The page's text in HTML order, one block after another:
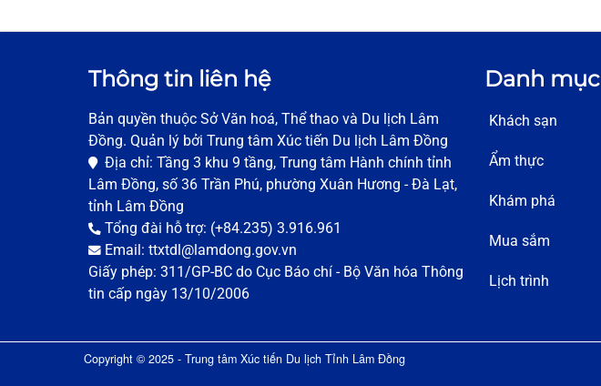
Thông tin liên hệ
Bản quyền thuộc Sở Văn hoá, Thể thao và Du lịch Lâm
Đồng. Quản lý bởi Trung tâm Xúc tiến Du lịch Lâm Đồng
Địa chỉ: Tầng 3 khu 9 tầng, Trung tâm Hành chính tỉnh
Lâm Đồng, số 36 Trần Phú, phường Xuân Hương - Đà Lạt,
tỉnh Lâm Đồng
Tổng đài hỗ trợ: (+84.235) 3.916.961
Email: ttxtdl@lamdong.gov.vn
Giấy phép: 311/GP-BC do Cục Báo chí - Bộ Văn hóa Thông
tin cấp ngày 13/10/2006
Danh mục
Khách sạn
Ẩm thực
Khám phá
Mua sắm
Lịch trình
Copyright © 2025 - Trung tâm Xúc tiến Du lịch Tỉnh Lâm Đồng